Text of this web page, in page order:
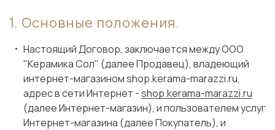
Основные положения.
Настоящий Договор, заключается между ООО
"Керамика Сол" (далее Продавец), владеющий
интернет-магазином shop.kerama-marazzi.ru,
адрес в сети Интернет -shop.kerama-marazzi.ru
(далее Интернет-магазин), и пользователем услуг
Интернет-магазина (далее Покупатель), и